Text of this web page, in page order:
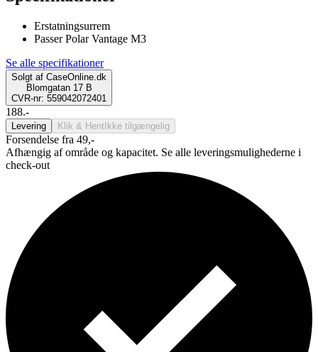
Erstatningsurrem
Passer Polar Vantage M3
Se alle specifikationer
Solgt af CaseOnline.dk
Blomgatan 17 B
CVR-nr: 559042072401
188.-
Levering Klik & Hent Ikke tilgængelig
Forsendelse fra 49,-
Afhængig af område og kapacitet. Se alle leveringsmulighederne i
check-out